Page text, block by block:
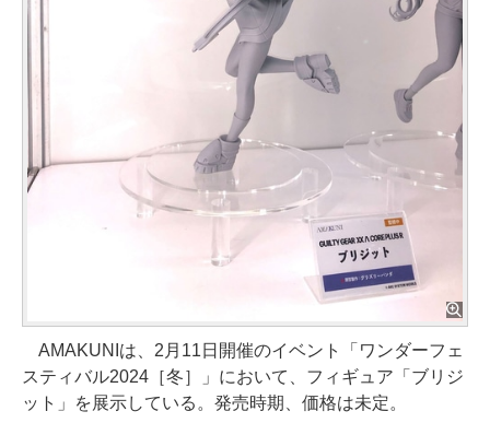
AMAKUNIは、2月11日開催のイベント「ワンダーフェ
スティバル2024［冬］」において、フィギュア「ブリジ
ット」を展示している。発売時期、価格は未定。